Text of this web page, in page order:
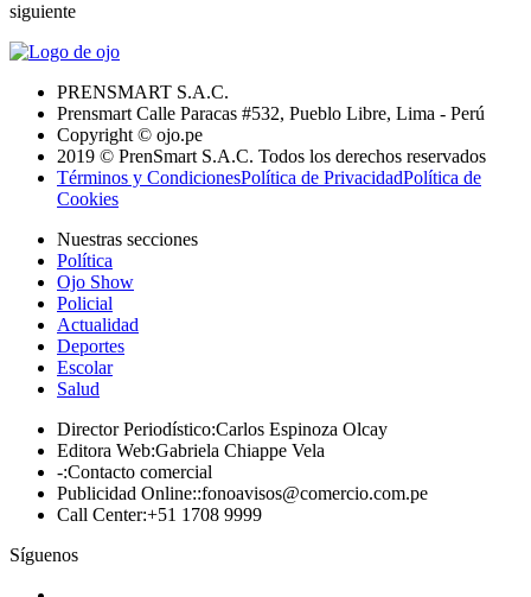
siguiente
PRENSMART S.A.C.
Prensmart Calle Paracas #532, Pueblo Libre, Lima - Perú
Copyright © ojo.pe
2019 © PrenSmart S.A.C. Todos los derechos reservados
Términos y CondicionesPolítica de PrivacidadPolítica de
Cookies
Nuestras secciones
Política
Ojo Show
Policial
Actualidad
Deportes
Escolar
Salud
Director Periodístico:Carlos Espinoza Olcay
Editora Web:Gabriela Chiappe Vela
-:Contacto comercial
Publicidad Online::fonoavisos@comercio.com.pe
Call Center:+51 1708 9999
Síguenos